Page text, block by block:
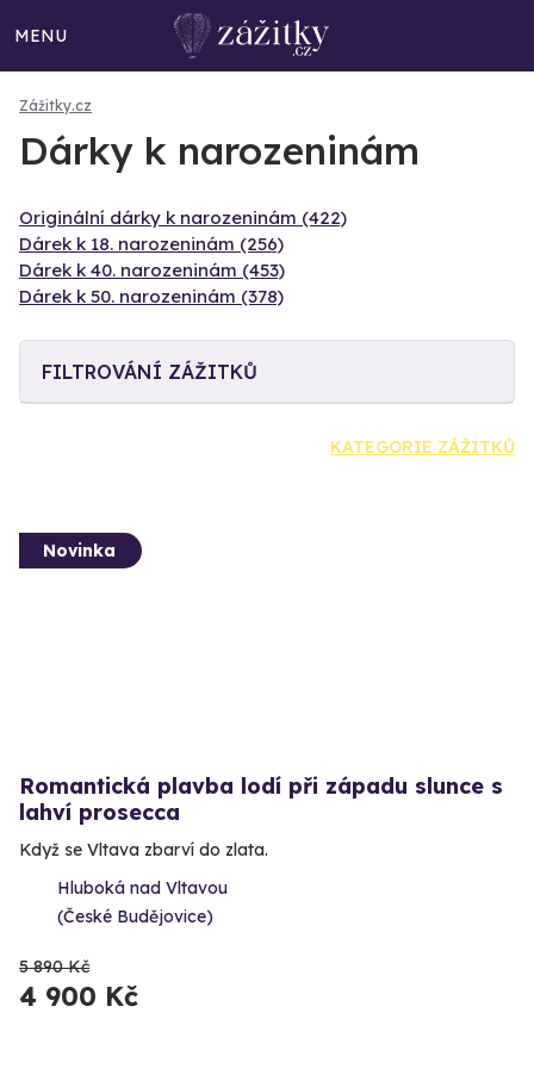
MENU
Zážitky.cz
Dárky k narozeninám
Originální dárky k narozeninám (422)
Dárek k 18. narozeninám (256)
Dárek k 40. narozeninám (453)
Dárek k 50. narozeninám (378)
FILTROVÁNÍ ZÁŽITKŮ
KATEGORIE ZÁŽITKŮ
Novinka
Romantická plavba lodí při západu slunce s
lahví prosecca
Když se Vltava zbarví do zlata.
Hluboká nad Vltavou
(České Budějovice)
5 890 Kč
4 900 Kč